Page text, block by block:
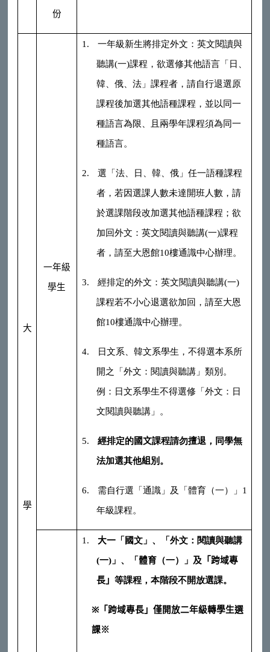
份
大
學
一年級
學生
1. 一年級新生將排定外文：英文閱讀與
聽講(一)課程，欲選修其他語言「日、
韓、俄、法」課程者，請自行退選原
課程後加選其他語種課程，並以同一
種語言為限、且兩學年課程須為同一
種語言。
2. 選「法、日、韓、俄」任一語種課程
者，若因選課人數未達開班人數，請
於選課階段改加選其他語種課程；欲
加回外文：英文閱讀與聽講(一)課程
者，請至大恩館10樓通識中心辦理。
3. 經排定的外文：英文閱讀與聽講(一)
課程若不小心退選欲加回，請至大恩
館10樓通識中心辦理。
4. 日文系、韓文系學生，不得選本系所
開之「外文：閱讀與聽講」類別。
例：日文系學生不得選修「外文：日
文閱讀與聽講」 。
5. 經排定的國文課程請勿擅退，同學無
法加選其他組 別。
6. 需自行選「通識」及「體育（一）」 1
年級課程。
1. 大一「國文」、「外文：閱讀與聽講
(一)」、 「 體育（一）」 及「跨域專
長」 等課程，本階段不開放選課。
※「跨域專長」僅開放二年級轉學生選
課※